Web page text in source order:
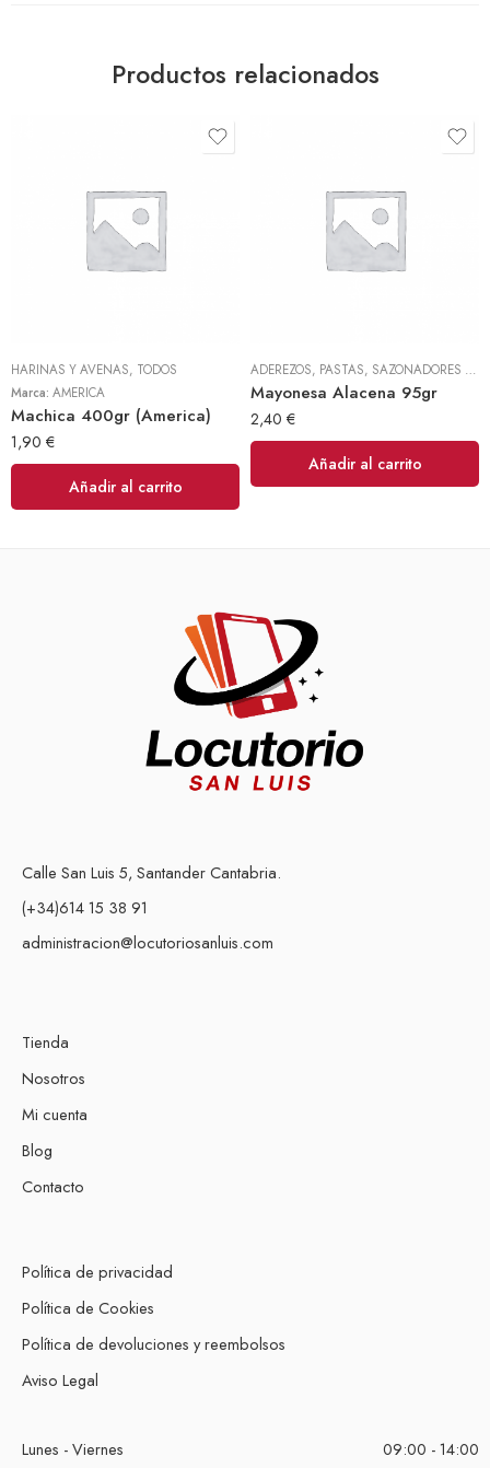
Productos relacionados
HARINAS Y AVENAS, TODOS
Marca: AMERICA
Machica 400gr (America)
1,90 €
Añadir al carrito
ADEREZOS, PASTAS, SAZONADORES Y CONDIMENTOS
Mayonesa Alacena 95gr
2,40 €
Añadir al carrito
Calle San Luis 5, Santander Cantabria.
(+34)614 15 38 91
administracion@locutoriosanluis.com
Tienda
Nosotros
Mi cuenta
Blog
Contacto
Política de privacidad
Política de Cookies
Política de devoluciones y reembolsos
Aviso Legal
Lunes - Viernes
09:00 - 14:00